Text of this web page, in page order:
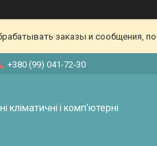
заказы и сообщения,
+380 (99) 041-72-30
і комп'ютерні